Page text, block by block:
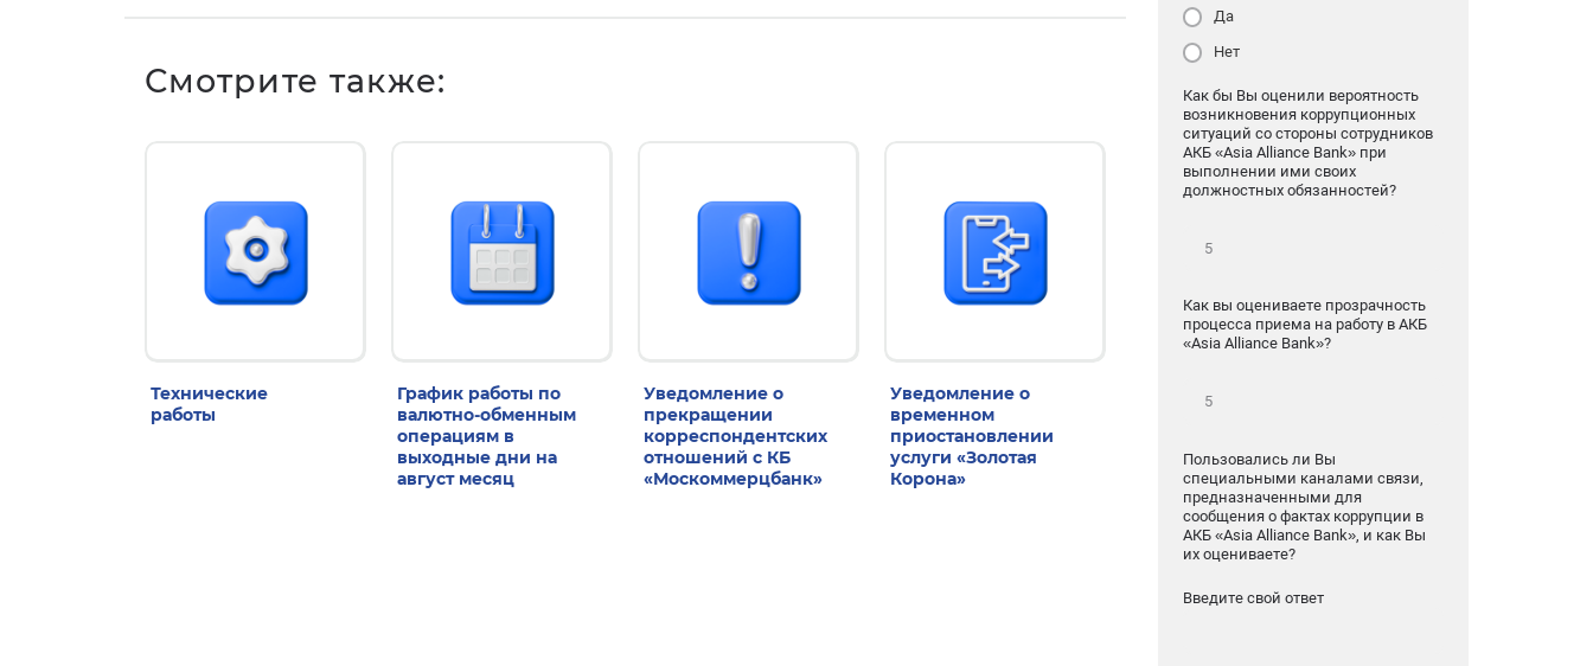
Смотрите также:
Технические
работы
График работы по
валютно-обменным
операциям в
выходные дни на
август месяц
Уведомление о
прекращении
корреспондентских
отношений с КБ
«Москоммерцбанк»
Уведомление о
временном
приостановлении
услуги «Золотая
Корона»
Да
Нет
Как бы Вы оценили вероятность
возникновения коррупционных
ситуаций со стороны сотрудников
АКБ «Asia Alliance Bank» при
выполнении ими своих
должностных обязанностей?
Как вы оцениваете прозрачность
процесса приема на работу в АКБ
«Asia Alliance Bank»?
Пользовались ли Вы
специальными каналами связи,
предназначенными для
сообщения о фактах коррупции в
АКБ «Asia Alliance Bank», и как Вы
их оцениваете?
Введите свой ответ